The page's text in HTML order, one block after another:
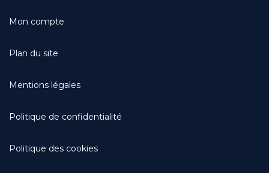
Mon compte
Plan du site
Mentions légales
Politique de confidentialité
Politique des cookies